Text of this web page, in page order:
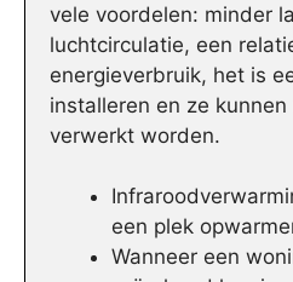
vele voordelen: minder
luchtcirculatie, een
energieverbruik, het is
installeren en ze
verwerkt worden.
een plek
Wanneer een